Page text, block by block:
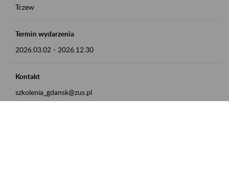
Tczew
Termin wydarzenia
2026.03.02 - 2026.12.30
Kontakt
szkolenia_gdansk@zus.pl